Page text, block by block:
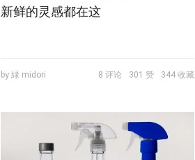
新鲜的灵感都在这
by 緑 midori 8 评论 301 赞 344 收藏